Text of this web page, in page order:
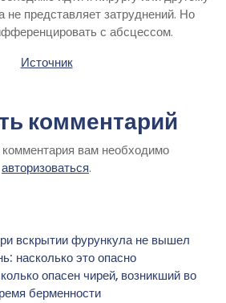
не представляет затруднений. Но
с абсцессом.
Источник
комментарий
вам необходимо
авторизоваться.
вскрытии фурункула не вышел
насколько это опасно
опасен чирей, возникший во
берменности